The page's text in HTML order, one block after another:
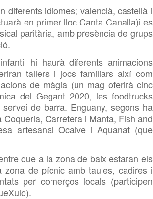
diferents idiomes; valencià, castellà i
en primer lloc Canta Canalla)i es
paritària, amb presència de grups
hi haurà diferents animacions
tallers i jocs familiars així com
de màgia (un mag oferirà cinc
del Gegant 2020, les foodtrucks
de barra. Enguany, segons ha
Carretera i Manta, Fish and
artesanalOcaive i Aquanat (que
que a la zona de baix estaran els
zona de pícnic ambtaules, cadires i
per comerços locals (participen